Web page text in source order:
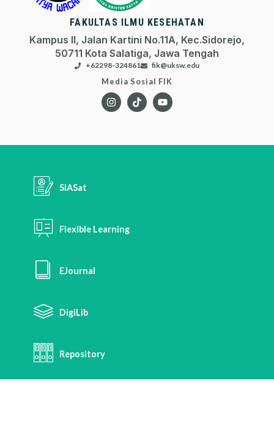
FAKULTAS ILMU KESEHATAN
Kampus II, Jalan Kartini No.11A, Kec.Sidorejo,
50711 Kota Salatiga, Jawa Tengah
+62298-324861 fik@uksw.edu
Media Sosial FIK
SIASat
Flexible Learning
EJournal
DigiLib
Repository